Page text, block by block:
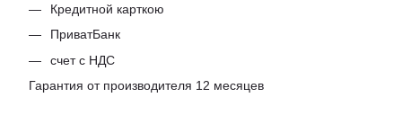
Кредитной карткою
ПриватБанк
счет с НДС
Гарантия от производителя 12 месяцев